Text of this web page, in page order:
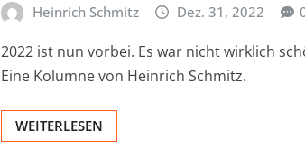
Heinrich Schmitz Dez. 31, 2022
2022 ist nun vorbei. Es war nicht wirklich
Eine Kolumne von Heinrich Schmitz.
WEITERLESEN